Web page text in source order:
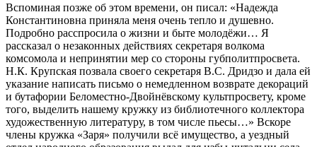
Вспоминая позже об этом времени, он писал: «Надежда
Константиновна приняла меня очень тепло и душевно.
Подробно расспросила о жизни и быте молодёжи… Я
рассказал о незаконных действиях секретаря волкома
комсомола и непринятии мер со стороны губполитпросвета.
Н.К. Крупская позвала своего секретаря В.С. Дридзо и дала ей
указание написать письмо о немедленном возврате декораций
и бутафории Беломестно-Двойнёвскому культпросвету, кроме
того, выделить нашему кружку из библиотечного коллектора
художественную литературу, в том числе пьесы…» Вскоре
члены кружка «Заря» получили всё имущество, а уездный